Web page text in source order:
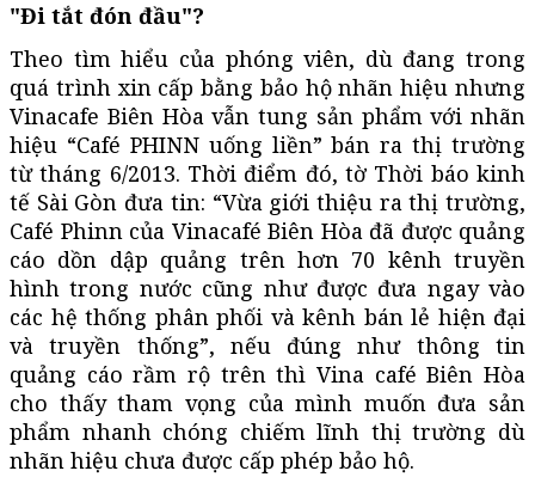
"Đi tắt đón đầu"?
Theo tìm hiểu của phóng viên, dù đang trong
quá trình xin cấp bằng bảo hộ nhãn hiệu nhưng
Vinacafe Biên Hòa vẫn tung sản phẩm với nhãn
hiệu “Café PHINN uống liền” bán ra thị trường
từ tháng 6/2013. Thời điểm đó, tờ Thời báo kinh
tế Sài Gòn đưa tin: “Vừa giới thiệu ra thị trường,
Café Phinn của Vinacafé Biên Hòa đã được quảng
cáo dồn dập quảng trên hơn 70 kênh truyền
hình trong nước cũng như được đưa ngay vào
các hệ thống phân phối và kênh bán lẻ hiện đại
và truyền thống”, nếu đúng như thông tin
quảng cáo rầm rộ trên thì Vina café Biên Hòa
cho thấy tham vọng của mình muốn đưa sản
phẩm nhanh chóng chiếm lĩnh thị trường dù
nhãn hiệu chưa được cấp phép bảo hộ.